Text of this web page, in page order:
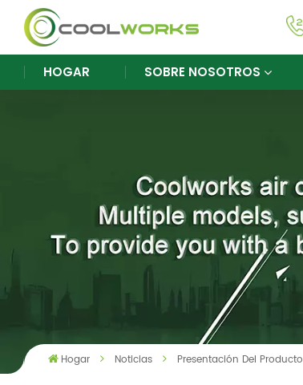
HOGAR SOBRE NOSOTROS
Hogar Noticias Presentación Del Producto